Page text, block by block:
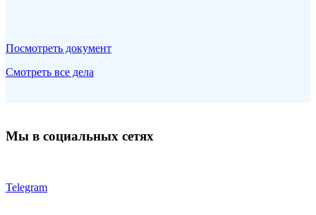
Посмотреть документ
Смотреть все дела
Мы в социальных сетях
Telegram